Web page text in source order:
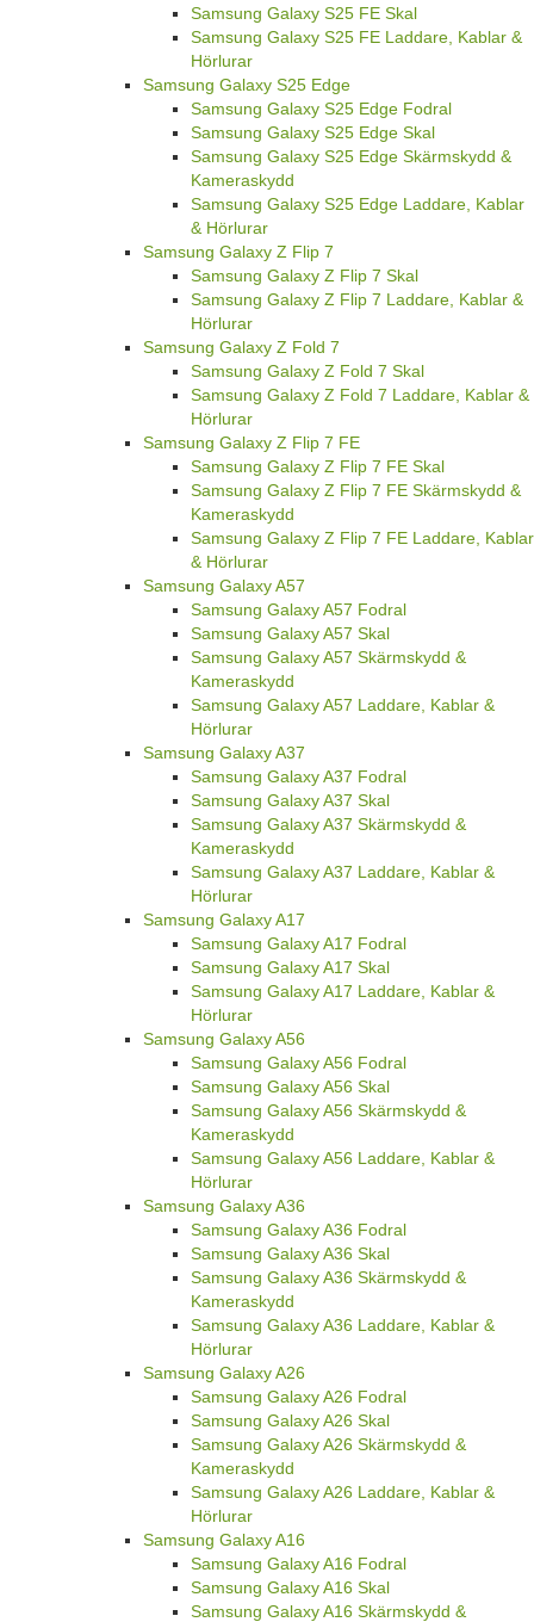
Samsung Galaxy S25 FE Skal
Samsung Galaxy S25 FE Laddare, Kablar &
Hörlurar
Samsung Galaxy S25 Edge
Samsung Galaxy S25 Edge Fodral
Samsung Galaxy S25 Edge Skal
Samsung Galaxy S25 Edge Skärmskydd &
Kameraskydd
Samsung Galaxy S25 Edge Laddare, Kablar
& Hörlurar
Samsung Galaxy Z Flip 7
Samsung Galaxy Z Flip 7 Skal
Samsung Galaxy Z Flip 7 Laddare, Kablar &
Hörlurar
Samsung Galaxy Z Fold 7
Samsung Galaxy Z Fold 7 Skal
Samsung Galaxy Z Fold 7 Laddare, Kablar &
Hörlurar
Samsung Galaxy Z Flip 7 FE
Samsung Galaxy Z Flip 7 FE Skal
Samsung Galaxy Z Flip 7 FE Skärmskydd &
Kameraskydd
Samsung Galaxy Z Flip 7 FE Laddare, Kablar
& Hörlurar
Samsung Galaxy A57
Samsung Galaxy A57 Fodral
Samsung Galaxy A57 Skal
Samsung Galaxy A57 Skärmskydd &
Kameraskydd
Samsung Galaxy A57 Laddare, Kablar &
Hörlurar
Samsung Galaxy A37
Samsung Galaxy A37 Fodral
Samsung Galaxy A37 Skal
Samsung Galaxy A37 Skärmskydd &
Kameraskydd
Samsung Galaxy A37 Laddare, Kablar &
Hörlurar
Samsung Galaxy A17
Samsung Galaxy A17 Fodral
Samsung Galaxy A17 Skal
Samsung Galaxy A17 Laddare, Kablar &
Hörlurar
Samsung Galaxy A56
Samsung Galaxy A56 Fodral
Samsung Galaxy A56 Skal
Samsung Galaxy A56 Skärmskydd &
Kameraskydd
Samsung Galaxy A56 Laddare, Kablar &
Hörlurar
Samsung Galaxy A36
Samsung Galaxy A36 Fodral
Samsung Galaxy A36 Skal
Samsung Galaxy A36 Skärmskydd &
Kameraskydd
Samsung Galaxy A36 Laddare, Kablar &
Hörlurar
Samsung Galaxy A26
Samsung Galaxy A26 Fodral
Samsung Galaxy A26 Skal
Samsung Galaxy A26 Skärmskydd &
Kameraskydd
Samsung Galaxy A26 Laddare, Kablar &
Hörlurar
Samsung Galaxy A16
Samsung Galaxy A16 Fodral
Samsung Galaxy A16 Skal
Samsung Galaxy A16 Skärmskydd &